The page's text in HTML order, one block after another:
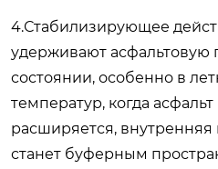
4.Стабилизирующее
удерживают асфальтовую
состоянии, особенно в
температур, когда
расширяется, внутренняя
станет буферным